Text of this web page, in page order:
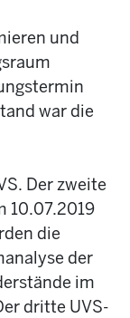
und
war die
Der zweite
10.07.2019
die
der
im
dritte UVS-